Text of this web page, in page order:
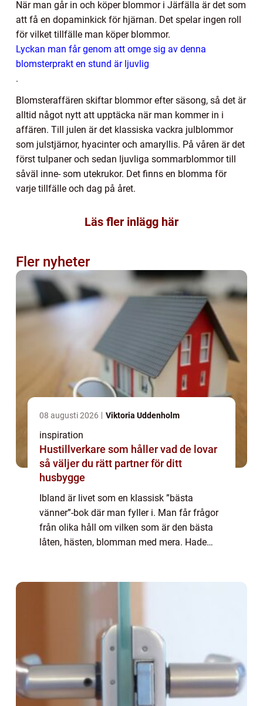
När man går in och köper blommor i Järfälla är det som
att få en dopaminkick för hjärnan. Det spelar ingen roll
för vilket tillfälle man köper blommor.
Lyckan man får genom att omge sig av denna
blomsterprakt en stund är ljuvlig
.
Blomsteraffären skiftar blommor efter säsong, så det är
alltid något nytt att upptäcka när man kommer in i
affären. Till julen är det klassiska vackra julblommor
som julstjärnor, hyacinter och amaryllis. På våren är det
först tulpaner och sedan ljuvliga sommarblommor till
såväl inne- som utekrukor. Det finns en blomma för
varje tillfälle och dag på året.
Läs fler inlägg här
Fler nyheter
08 augusti 2026 Viktoria Uddenholm
inspiration
Hustillverkare som håller vad de lovar
så väljer du rätt partner för ditt
husbygge
Ibland är livet som en klassisk ”bästa
vänner”-bok där man fyller i. Man får frågor
från olika håll om vilken som är den bästa
låten, hästen, blomman med mera. Hade